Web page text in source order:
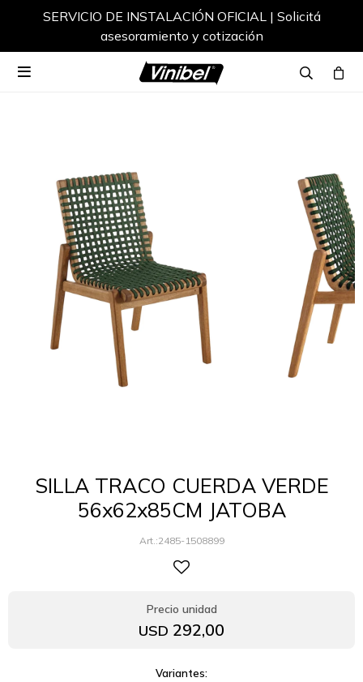
SERVICIO DE INSTALACIÓN OFICIAL | Solicitá
asesoramiento y cotización

SILLA TRACO CUERDA VERDE
56x62x85CM JATOBA
2485-1508899
USD 292,00
Variantes: